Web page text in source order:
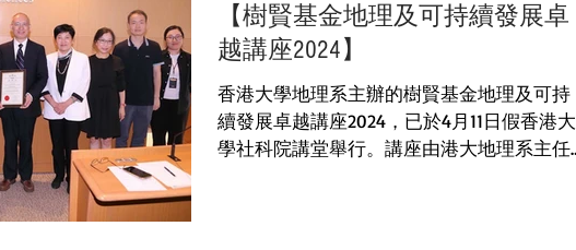
【樹賢基金地理及可持續發展卓
越講座2024】
香港大學地理系主辦的樹賢基金地理及可持
續發展卓越講座2024，已於4月11日假香港大
學社科院講堂舉行。講座由港大地理系主任